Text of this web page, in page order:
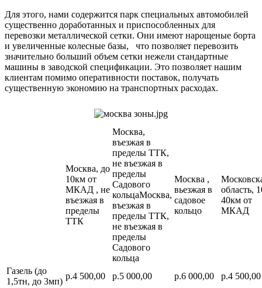
Для этого, нами содержится парк специальных автомобилей
существенно доработанных и приспособленных для
перевозки металлической сетки. Они имеют нарощеные борта
и увеличенные колесные базы, что позволяет перевозить
значительно больший объем сетки нежели стандартные
машины в заводской спецификации. Это позволяет нашим
клиентам помимо оперативности поставок, получать
существенную экономию на транспортных расходах.
Москва, до
10км от
МКАД , не
въезжая в
пределы
ТТК
Москва,
въезжая в
пределы ТТК,
не въезжая в
пределы
Садового
кольцаМосква,
въезжая в
пределы ТТК,
не въезжая в
пределы
Садового
кольца
Москва ,
вьезжая в
садовое
кольцо
область,
40км от
МКАД
Газель (до
1,5тн, до 3мп)
р.4 500,00 р.5 000,00 р.6 000,00
р.4 500,00